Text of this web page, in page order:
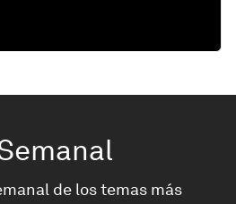
de los temas más